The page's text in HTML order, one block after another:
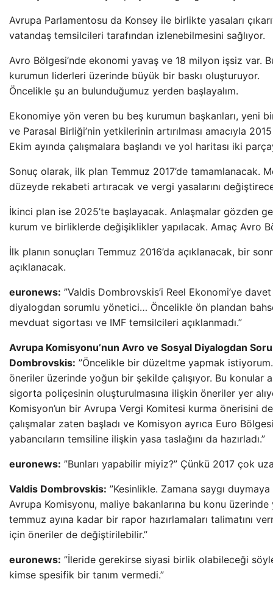
Avrupa Parlamentosu da Konsey ile birlikte yasaları
vatandaş temsilcileri tarafından izlenebilmesini sağlıyor.
Avro Bölgesi’nde ekonomi yavaş ve 18 milyon işsiz var.
kurumun liderleri üzerinde büyük bir baskı oluşturuyor.
Öncelikle şu an bulunduğumuz yerden başlayalım.
Ekonomiye yön veren bu beş kurumun başkanları, yeni
ve Parasal Birliği’nin yetkilerinin artırılması amacıyla
Ekim ayında çalışmalara başlandı ve yol haritası iki
Sonuç olarak, ilk plan Temmuz 2017’de tamamlanacak.
düzeyde rekabeti artıracak ve vergi yasalarını
İkinci plan ise 2025’te başlayacak. Anlaşmalar gözden
kurum ve birliklerde değişiklikler yapılacak. Amaç Avro
İlk planın sonuçları Temmuz 2016’da açıklanacak, bir
açıklanacak.
euronews: ”Valdis Dombrovskis’i Reel Ekonomi’ye
diyalogdan sorumlu yönetici… Öncelikle ön plandan
mevduat sigortası ve IMF temsilcileri açıklanmadı.”
Avrupa Komisyonu’nun Avro ve Sosyal Diyalogdan
Dombrovskis: ”Öncelikle bir düzeltme yapmak istiyorum.
öneriler üzerinde yoğun bir şekilde çalışıyor. Bu konular
sigorta poliçesinin oluşturulmasına ilişkin öneriler yer
Komisyon’un bir Avrupa Vergi Komitesi kurma önerisini
çalışmalar zaten başladı ve Komisyon ayrıca Euro
yabancıların temsiline ilişkin yasa taslağını da hazırladı.”
euronews: ”Bunları yapabilir miyiz?” Çünkü 2017 çok
Valdis Dombrovskis: ”Kesinlikle. Zamana saygı
Avrupa Komisyonu, maliye bakanlarına bu konu
temmuz ayına kadar bir rapor hazırlamaları talimatını
için öneriler de değiştirilebilir.”
euronews: ”İleride gerekirse siyasi birlik olabileceği
kimse spesifik bir tanım vermedi.”